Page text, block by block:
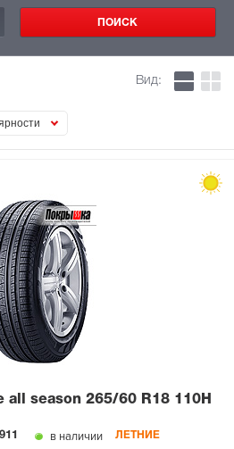
Вид:
all season 265/60 R18 110H
в наличии ЛЕТНИЕ